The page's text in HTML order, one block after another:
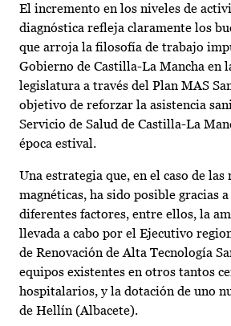
El incremento en los niveles de
diagnóstica refleja claramente los
que arroja la filosofía de trabajo
Gobierno de Castilla-La Mancha en
legislatura a través del Plan MAS
objetivo de reforzar la asistencia
Servicio de Salud de Castilla-La
época estival.
Una estrategia que, en el caso de las
magnéticas, ha sido posible gracias
diferentes factores, entre ellos, la
llevada a cabo por el Ejecutivo
de Renovación de Alta Tecnología
equipos existentes en otros tantos
hospitalarios, y la dotación de uno
de Hellín (Albacete).